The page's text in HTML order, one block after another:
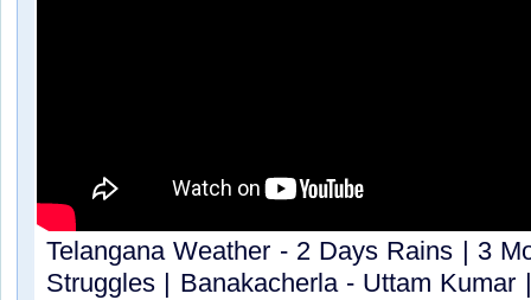
Telangana Weather - 2 Days Rains | 3
Struggles | Banakacherla - Uttam Kumar